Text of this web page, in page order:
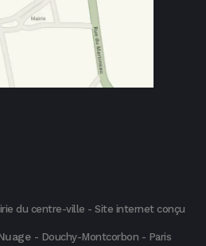
du centre-ville - Site internet conçu
- Douchy-Montcorbon - Paris